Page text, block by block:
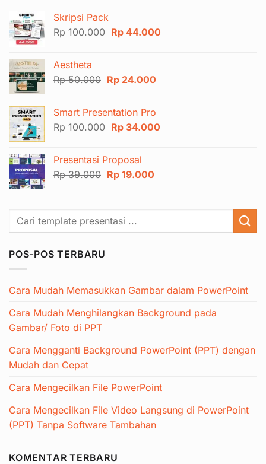
Rp 74.000.
Skripsi Pack
Rp100.000 Harga
Rp44.000Harga
Aestheta
Rp50.000 Harga
Rp 50.000.
Rp24.000Harga
adalah:
Rp 24.000.
Smart Presentation Pro
Rp100.000 Harga
Rp 100.000.
Rp34.000Harga
Presentasi Proposal
Rp39.000 Harga
Rp 39.000.
Rp19.000Harga
adalah:
POS-POS TERBARU
Cara Mudah Memasukkan Gambar dalam PowerPoint
Cara Mudah Menghilangkan Background pada
Gambar/ Foto di PPT
Cara Mengganti Background PowerPoint (PPT) dengan
Mudah dan Cepat
Cara Mengecilkan File PowerPoint
Cara Mengecilkan File Video Langsung di PowerPoint
(PPT) Tanpa Software Tambahan
KOMENTAR TERBARU